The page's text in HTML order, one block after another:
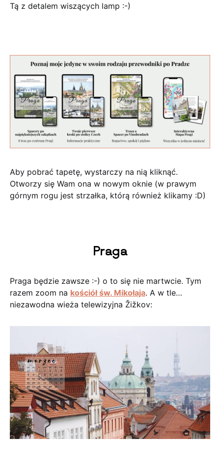
Tą z detalem wiszących lamp :-)
Aby pobrać tapetę, wystarczy na nią kliknąć.
Otworzy się Wam ona w nowym oknie (w prawym
górnym rogu jest strzałka, którą również klikamy :D)
Praga
Praga będzie zawsze :-) o to się nie martwcie. Tym
razem zoom na kościół św. Mikołaja. A w tle…
niezawodna wieża telewizyjna Žižkov: